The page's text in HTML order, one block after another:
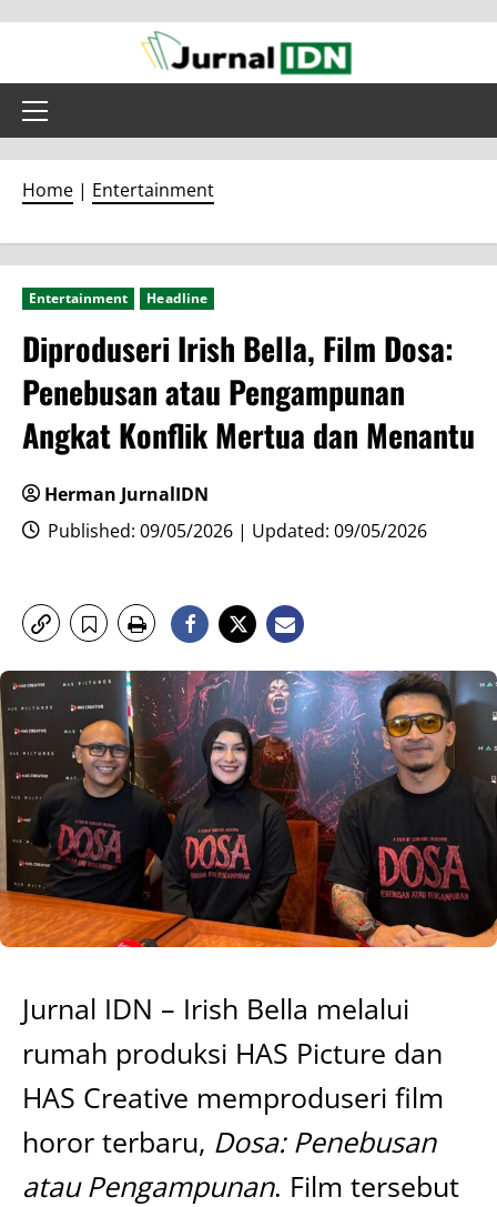
content
Primary
Home | Entertainment
Entertainment Headline
Diproduseri Irish Bella, Film Dosa:
Penebusan atau Pengampunan
Angkat Konflik Mertua dan Menantu
Herman JurnalIDN
Published: 09/05/2026 | Updated: 09/05/2026
Jurnal IDN – Irish Bella melalui
rumah produksi HAS Picture dan
HAS Creative memproduseri film
horor terbaru, Dosa: Penebusan
atau Pengampunan. Film tersebut